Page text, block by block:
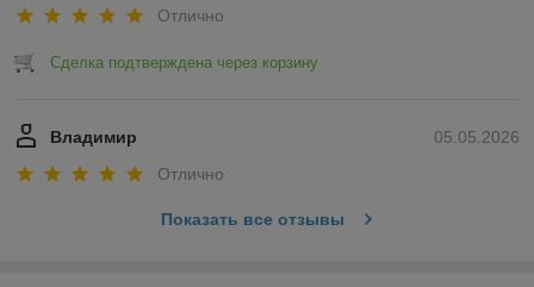
Отлично
Сделка подтверждена через корзину
05.05.2026
Владимир
Отлично
Показать все отзывы